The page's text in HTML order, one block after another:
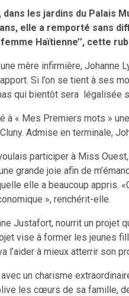
les jardins du Palais
elle a remporté sans
femme Haïtienne’’, cette
mère infirmière,
Si l’on se tient à ses
qui bientôt sera légalisée
à « Mes Premiers mots »
Admise en terminale,
participer à Miss
grande joie afin de
elle a beaucoup appris.
», renchérit-elle.
Justafort, nourrit un projet
vise à former les jeunes
l’aider à mieux atterrir son
un charisme
les cœurs de sa famille,